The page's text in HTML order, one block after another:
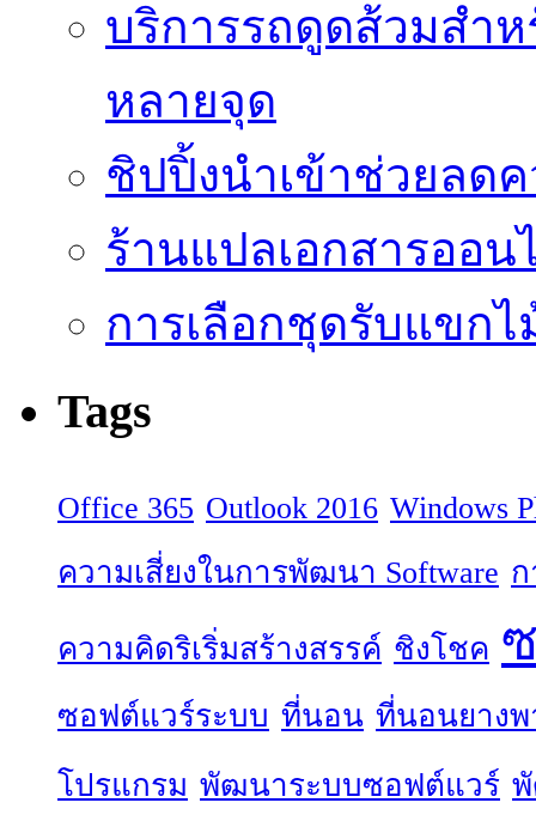
บริการรถดูดส้วมสำ
หลายจุด
ชิปปิ้งนำเข้าช่วยลด
ร้านแปลเอกสารออน
การเลือกชุดรับแขก
Tags
Office 365 Outlook 2016 Windows
ความเสี่ยงในการพัฒนา Software
ความคิดริเริ่มสร้างสรรค์ ชิงโชค
ซอฟต์แวร์ระบบ ที่นอน ที่นอนยางพ
โปรแกรม พัฒนาระบบซอฟต์แวร์